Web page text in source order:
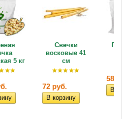
5 кг
Свечки
восковые 41
см
72 руб.
580